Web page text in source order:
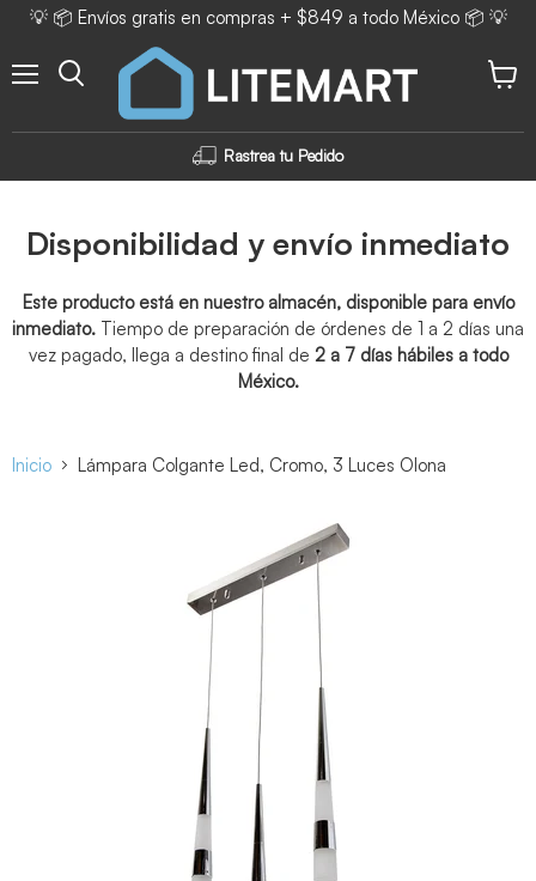
💡 📦 Envíos gratis en compras + $849 a todo México 📦 💡
Rastrea tu Pedido
Disponibilidad y envío inmediato
Este producto está en nuestro almacén, disponible para envío
inmediato. Tiempo de preparación de órdenes de 1 a 2 días una
vez pagado, llega a destino final de 2 a 7 días hábiles a todo
México.
Inicio Lámpara Colgante Led, Cromo, 3 Luces Olona